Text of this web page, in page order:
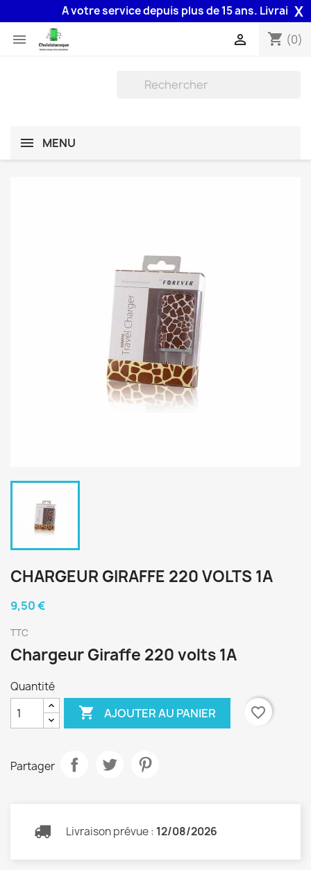
A votre service depuis plus de 15 ans. LivraisonX
 shopping_cart (0)

MENU
CHARGEUR GIRAFFE 220 VOLTS 1A
9,50 €
TTC
Chargeur Giraffe 220 volts 1A
Quantité
 AJOUTER AU PANIER favorite_border
Partager
Livraison prévue : 12/08/2026